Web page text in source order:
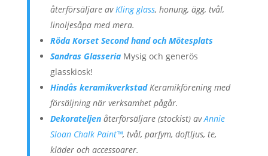
återförsäljare avKling glass, honung, ägg, tvål,
linoljesåpa med mera.
Röda Korset Second hand och Mötesplats
Sandras Glasseria Mysig och generös
glasskiosk!
Hindås keramikverkstadKeramikförening med
försäljning när verksamhet pågår.
Dekorateljenåterförsäljare (stockist) avAnnie
Sloan Chalk Paint™, tvål, parfym, doftljus, te,
kläder och accessoarer.